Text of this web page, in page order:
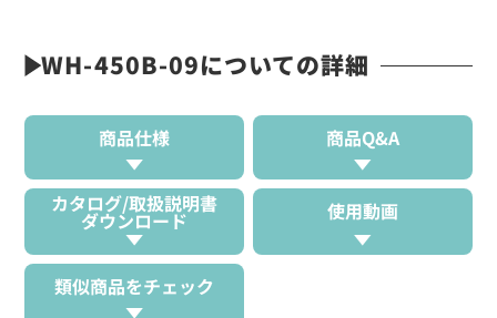
WH-450B-09についての詳細
商品仕様 商品Q&A
カタログ/取扱説明書
ダウンロード 使用動画
類似商品をチェック